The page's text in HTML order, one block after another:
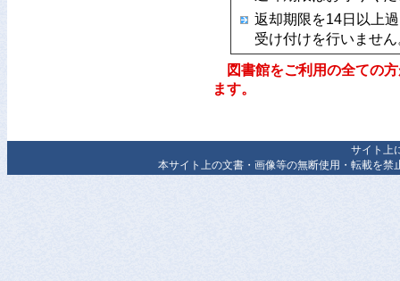
返却期限を14日以上
受け付けを行いません
図書館をご利用の全ての
ます。
サイト上
本サイト上の文書・画像等の無断使用・転載を